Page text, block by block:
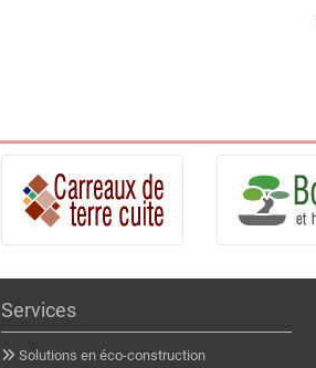
Services
Solutions en éco-construction